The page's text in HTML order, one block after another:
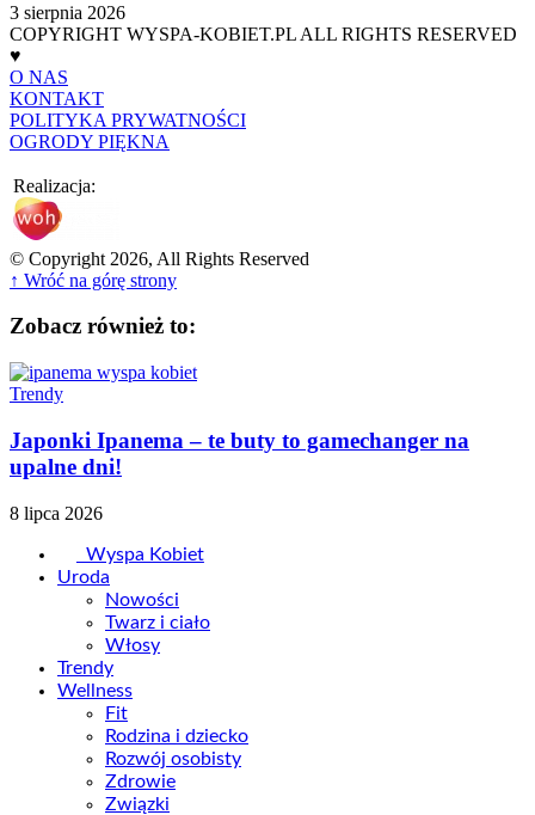
3 sierpnia 2026
COPYRIGHT WYSPA-KOBIET.PL ALL RIGHTS RESERVED
♥
O NAS
KONTAKT
POLITYKA PRYWATNOŚCI
OGRODY PIĘKNA
Realizacja:
© Copyright 2026, All Rights Reserved
↑ Wróć na górę strony
Zobacz również to:
Trendy
Japonki Ipanema – te buty to gamechanger na
upalne dni!
8 lipca 2026
Wyspa Kobiet
Uroda
Nowości
Twarz i ciało
Włosy
Trendy
Wellness
Fit
Rodzina i dziecko
Rozwój osobisty
Zdrowie
Związki